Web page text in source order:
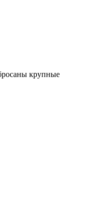
крупные